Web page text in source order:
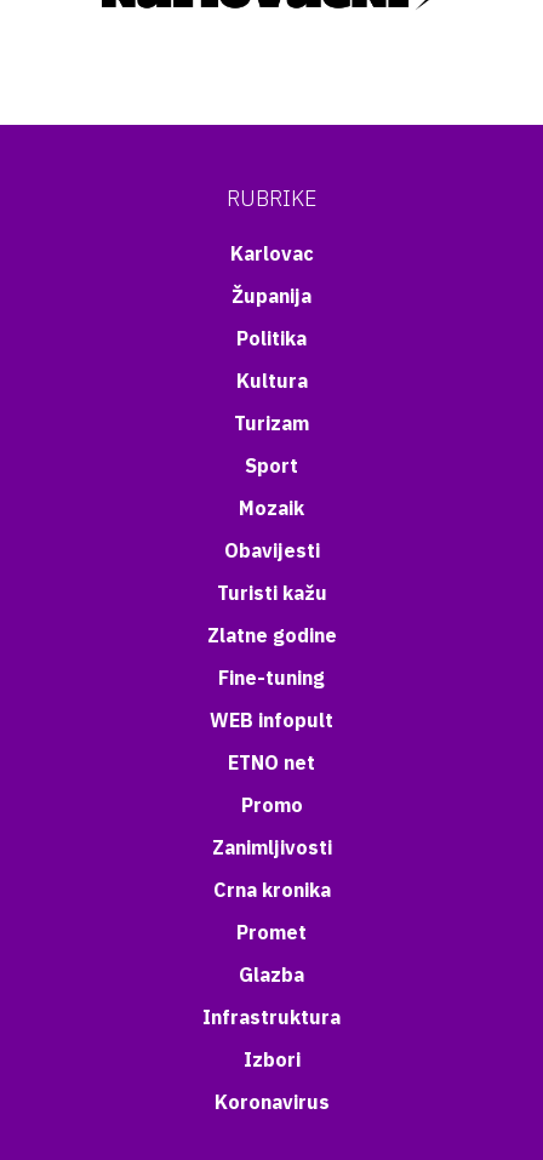
RUBRIKE
Karlovac
Županija
Politika
Kultura
Turizam
Sport
Mozaik
Obavijesti
Turisti kažu
Zlatne godine
Fine-tuning
WEB infopult
ETNO net
Promo
Zanimljivosti
Crna kronika
Promet
Glazba
Infrastruktura
Izbori
Koronavirus